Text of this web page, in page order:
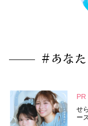
#あな
PR
せ
ー